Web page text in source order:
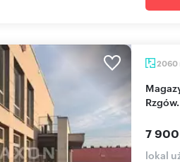
2060
Magazyn 1650 m² + biura, wysoki standard,
Rzgów.
7
lokal